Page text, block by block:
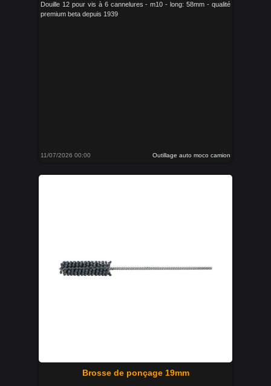
Douille 12 pour vis à 6 cannelures - m10 - long: 58mm - qualité
premium beta depuis 1939
11/07/2026 00:00 Outillage auto moco camion
Brosse de ponçage 19mm